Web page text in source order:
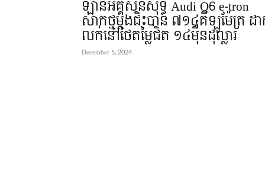
ឡានអគ្គិសនីសុទ្ធ Audi Q6 e-tron
សាកថ្មម្តងជិះបាន ៧១៤គីឡូម៉ែត្រ ដ
លក់នៅថៃតម្លៃជិត ១៤មុឺនដុល្លារ
December 5, 2024